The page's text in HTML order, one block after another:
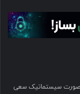
صورت سیستماتیک سعی